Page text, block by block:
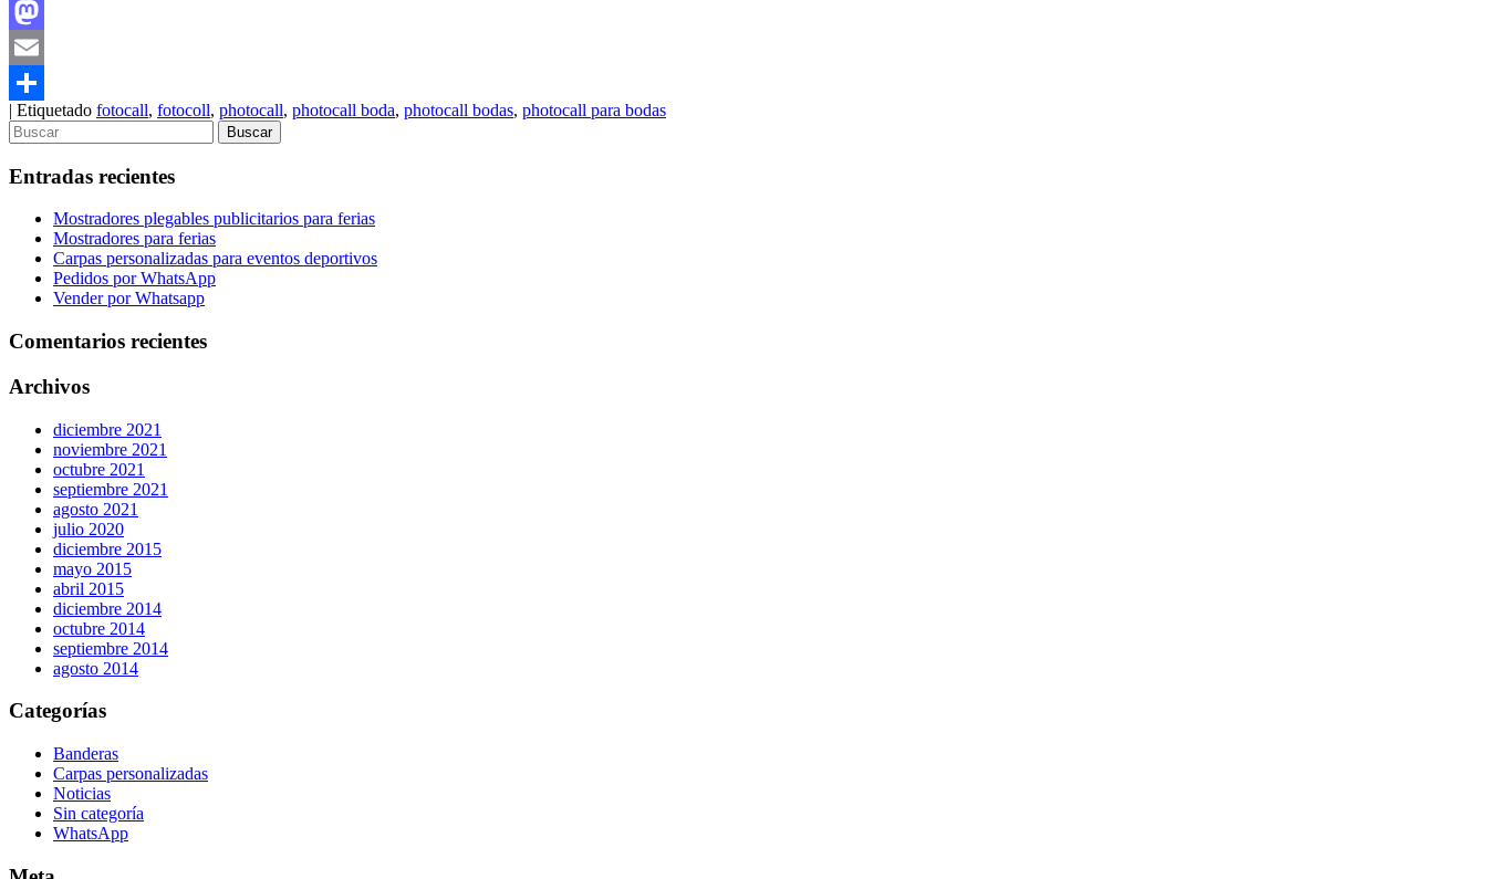
Facebook
Mastodon
Email
Compartir
| Etiquetado fotocall, fotocoll, photocall, photocall boda, photocall bodas, photocall para bodas
Entradas recientes
Mostradores plegables publicitarios para ferias
Mostradores para ferias
Carpas personalizadas para eventos deportivos
Pedidos por WhatsApp
Vender por Whatsapp
Comentarios recientes
Archivos
diciembre 2021
noviembre 2021
octubre 2021
septiembre 2021
agosto 2021
julio 2020
diciembre 2015
mayo 2015
abril 2015
diciembre 2014
octubre 2014
septiembre 2014
agosto 2014
Categorías
Banderas
Carpas personalizadas
Noticias
Sin categoría
WhatsApp